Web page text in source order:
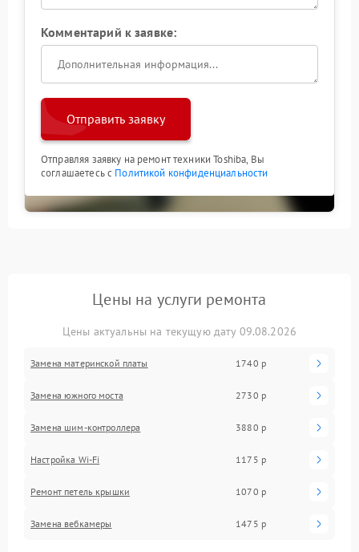
Комментарий к заявке:
Отправить заявку
Отправляя заявку на ремонт техники Toshiba, Вы
соглашаетесь с Политикой конфиденциальности
Цены на услуги ремонта
Цены актуальны на текущую дату 09.08.2026
Замена материнской платы 1740 р
Замена южного моста 2730 р
Замена шим-контроллера 3880 р
Настройка Wi-Fi 1175 р
Ремонт петель крышки 1070 р
Замена вебкамеры 1475 р